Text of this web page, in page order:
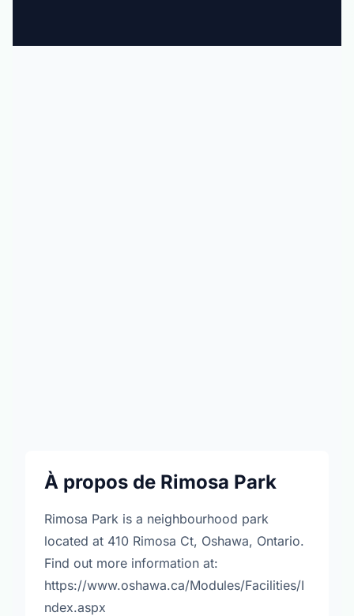
À propos de Rimosa Park
Rimosa Park is a neighbourhood park
located at 410 Rimosa Ct, Oshawa, Ontario.
Find out more information at:
https://www.oshawa.ca/Modules/Facilities/I
ndex.aspx